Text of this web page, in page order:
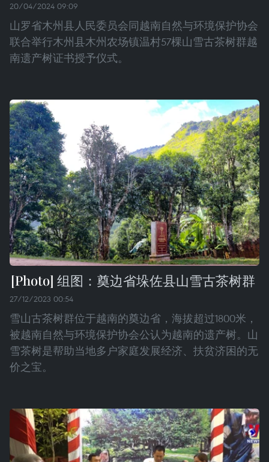
20/04/2024 09:09
山罗省木州县人民委员会同越南自然与环境保护协会
联合举行木州县木州农场镇温村57棵山雪古茶树群越
南遗产树证书授予仪式。
组图：奠边省垛佐县山雪古茶树群
27/12/2023 00:54
雪山古茶树群位于越南的奠边省，海拔超过1800米，
被越南自然与环境保护协会公认为越南的遗产树。山
雪茶树是帮助当地多户家庭发展经济、扶贫济困的无
价之宝。